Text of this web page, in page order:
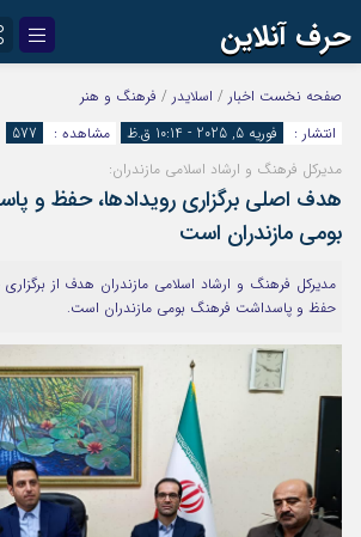
حرف آنلاین
اینستاگرام
آپارات
رمز عبور
مرا به خاطر بسپار
صفحه نخست اخبار / اسلایدر / فرهنگ و هنر
انتشار :
فوریه 5, 2025 - 10:14 ق.ظ مشاهده :
577
مدیرکل فرهنگ و ارشاد اسلامی مازندران:
هدف اصلی برگزاری رویدادها، حفظ و
بومی مازندران است
مدیرکل فرهنگ و ارشاد اسلامی مازندران هدف از برگزاری
حفظ و پاسداشت فرهنگ بومی مازندران است‌.